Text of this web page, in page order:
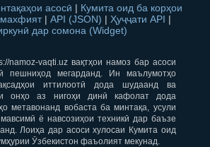
асосӣ | Кумита оид ба корҳои
| API (JSON) | Ҳуҷҷати API |
дар сомона (Widget)
namoz-vaqti.uz вақтҳои намоз бар асоси
пешниҳод мегарданд. Ин маълумотҳо
иттилоотӣ дода шудаанд ва
онҳо аз нигоҳи динӣ кафолат дода
метавонанд вобаста ба минтақа, усули
ё навсозиҳои техникӣ дар баъзе
Лоиҳа дар асоси хулосаи Кумита оид
Ӯзбекистон фаъолият мекунад.